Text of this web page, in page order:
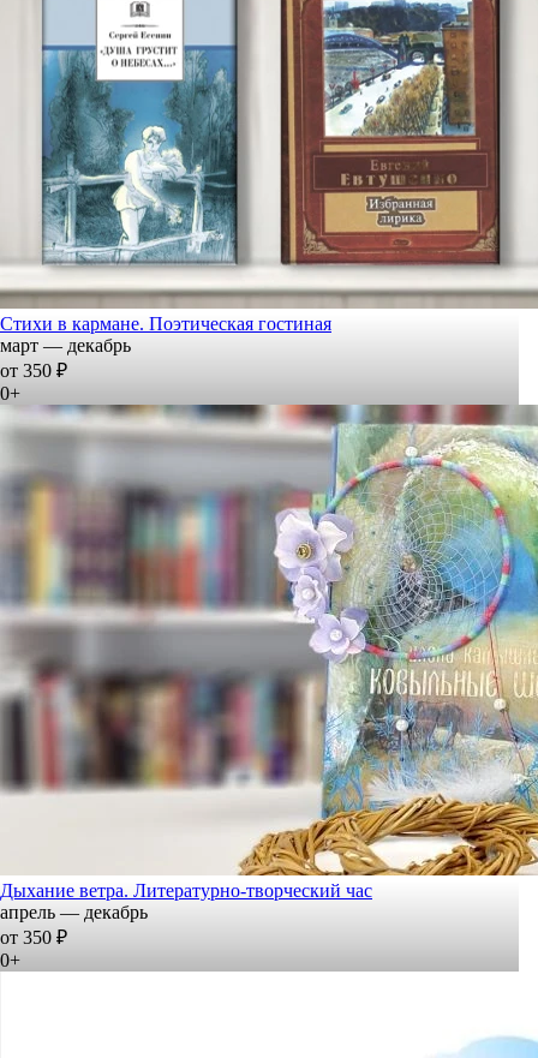
Стихи в кармане. Поэтическая гостиная
март — декабрь
от 350 ₽
0+
Дыхание ветра. Литературно-творческий час
апрель — декабрь
от 350 ₽
0+